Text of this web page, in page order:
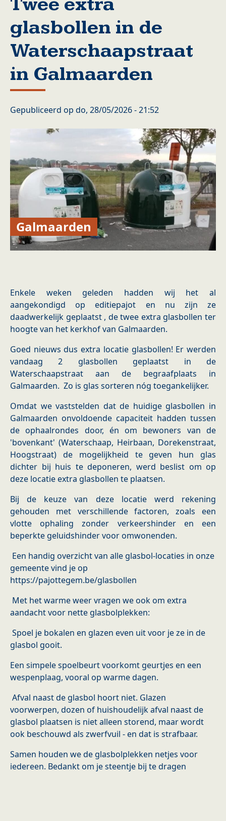
glasbollen in de
Waterschaapstraat
in Galmaarden
Gepubliceerd op do, 28/05/2026 - 21:52
Galmaarden
Enkele weken geleden hadden wij het al
aangekondigd op editiepajot en nu zijn ze
daadwerkelijk geplaatst , de twee extra glasbollen ter
hoogte van het kerkhof van Galmaarden.
Goed nieuws dus extra locatie glasbollen! Er werden
vandaag 2 glasbollen geplaatst in de
Waterschaapstraat aan de begraafplaats in
Galmaarden. Zo is glas sorteren nóg toegankelijker.
Omdat we vaststelden dat de huidige glasbollen in
Galmaarden onvoldoende capaciteit hadden tussen
de ophaalrondes door, én om bewoners van de
'bovenkant' (Waterschaap, Heirbaan, Dorekenstraat,
Hoogstraat) de mogelijkheid te geven hun glas
dichter bij huis te deponeren, werd beslist om op
deze locatie extra glasbollen te plaatsen.
Bij de keuze van deze locatie werd rekening
gehouden met verschillende factoren, zoals een
vlotte ophaling zonder verkeershinder en een
beperkte geluidshinder voor omwonenden.
Een handig overzicht van alle glasbol-locaties in onze
gemeente vind je op
https://pajottegem.be/glasbollen
Met het warme weer vragen we ook om extra
aandacht voor nette glasbolplekken:
Spoel je bokalen en glazen even uit voor je ze in de
glasbol gooit.
Een simpele spoelbeurt voorkomt geurtjes en een
wespenplaag, vooral op warme dagen.
Afval naast de glasbol hoort niet. Glazen
voorwerpen, dozen of huishoudelijk afval naast de
glasbol plaatsen is niet alleen storend, maar wordt
ook beschouwd als zwerfvuil - en dat is strafbaar.
Samen houden we de glasbolplekken netjes voor
iedereen. Bedankt om je steentje bij te dragen